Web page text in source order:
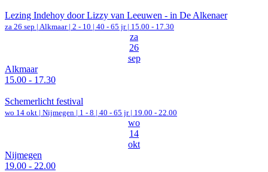
Lezing Indehoy door Lizzy van Leeuwen - in De Alkenaer
za 26 sep | Alkmaar | 2 - 10 | 40 - 65 jr | 15.00 - 17.30
za
26
sep
Alkmaar
15.00 - 17.30
Schemerlicht festival
wo 14 okt | Nijmegen | 1 - 8 | 40 - 65 jr | 19.00 - 22.00
wo
14
okt
Nijmegen
19.00 - 22.00